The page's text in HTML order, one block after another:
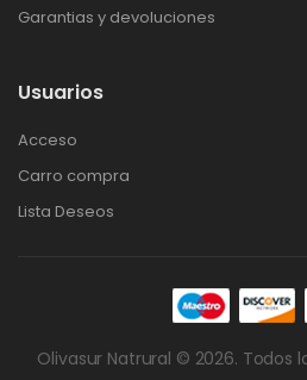
Garantias y devoluciones
Usuarios
Acceso
Carro compra
Lista Deseos
Olivasur Natrural © 2026. Todos